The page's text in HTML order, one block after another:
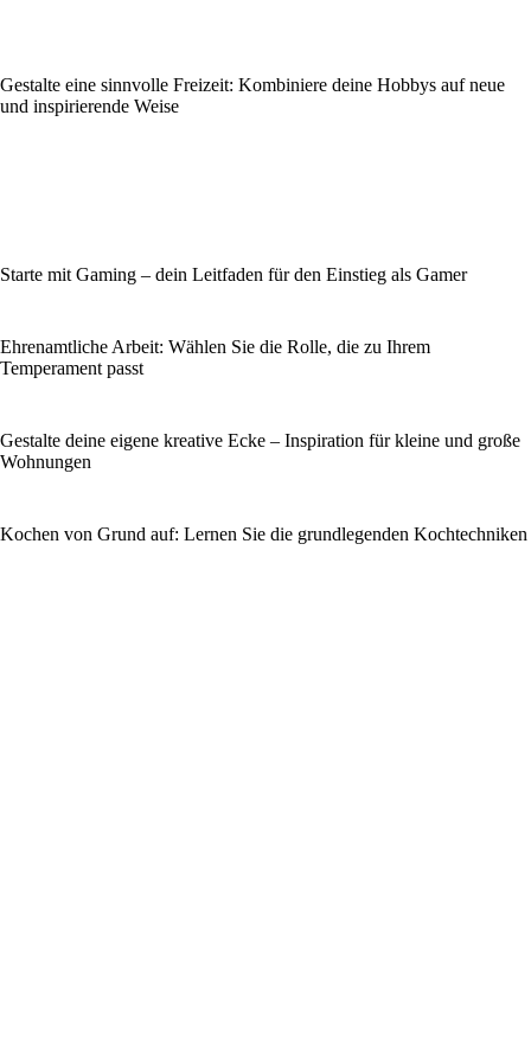
Gestalte eine sinnvolle Freizeit: Kombiniere deine Hobbys auf neue
und inspirierende Weise
Starte mit Gaming – dein Leitfaden für den Einstieg als Gamer
Ehrenamtliche Arbeit: Wählen Sie die Rolle, die zu Ihrem
Temperament passt
Gestalte deine eigene kreative Ecke – Inspiration für kleine und große
Wohnungen
Kochen von Grund auf: Lernen Sie die grundlegenden Kochtechniken